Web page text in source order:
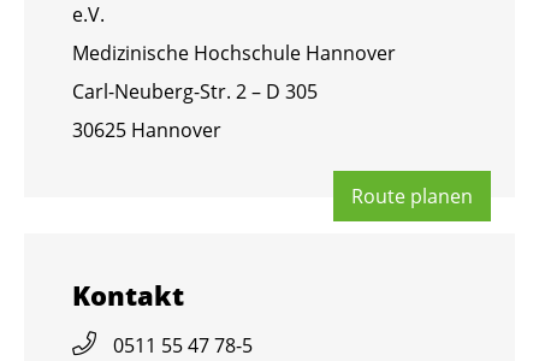
e.V.
Me­di­zi­ni­sche Hoch­schu­le Han­no­ver
Carl-Neu­berg-Str. 2 – D 305
30625 Han­no­ver
Route pla­nen
Kon­takt
0511 55 47 78-5